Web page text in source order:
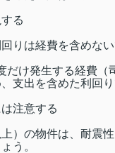
る
りは経費を含めな
だけ発生する経費
支出を含めた利回
注意する
）の物件は、耐震
う。